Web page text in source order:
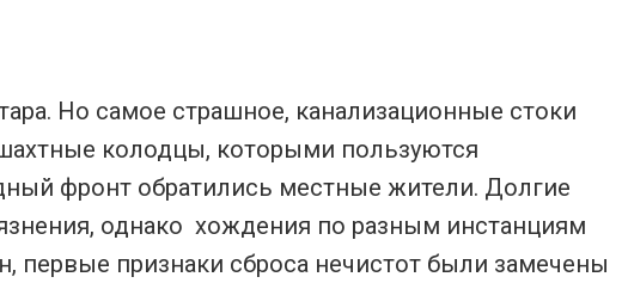
Но самое страшное, канализационные стоки
колодцы, которыми пользуются
фронт обратились местные жители. Долгие
однако хождения по разным инстанциям
первые признаки сброса нечистот были замечены